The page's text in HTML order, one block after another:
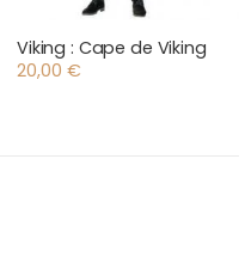
Viking : Cape de Viking
20,00 €